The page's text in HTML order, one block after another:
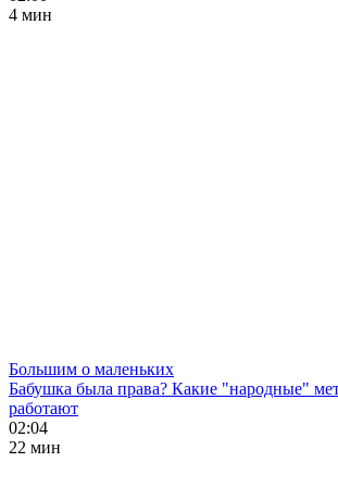
4 мин
Большим о маленьких
Бабушка была права? Какие "народные"
работают
02:04
22 мин